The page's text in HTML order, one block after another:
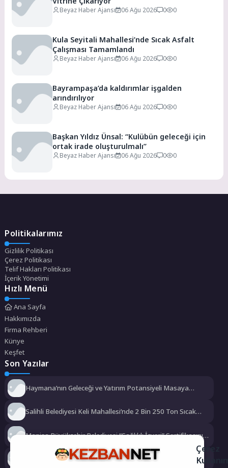
Beyaz Haber Ajansı 06 Ağu 2026 0 0
Kula Seyitali Mahallesi’nde Sıcak Asfalt
Çalışması Tamamlandı
Beyaz Haber Ajansı 06 Ağu 2026 0 0
Bayrampaşa’da kaldırımlar işgalden
arındırılıyor
Beyaz Haber Ajansı 06 Ağu 2026 0 0
Başkan Yıldız Ünsal: “Kulübün geleceği için
ortak irade oluşturulmalı”
Beyaz Haber Ajansı 06 Ağu 2026 0 0
Politikalarımız
Gizlilik Politikası
Çerez Politikası
Telif Hakları Politikası
İçerik Yönetimi
Hızlı Menü
Ana Sayfa
Hakkımızda
Firma Rehberi
Künye
Keşfet
Son Yazılar
Haymana’nın Geleceği ve Yatırım Potansiyeli Masaya
Salihli Belediyesi Keli Mahallesi’nde 2 Bin 250 Ton Sıcak
Manisa Büyükşehir Belediyesi “Sağlıklı İşyeri” Sertifikasını
Büyükşehir’den Darıca’ya modern ulaşım yatırımı
Çerez